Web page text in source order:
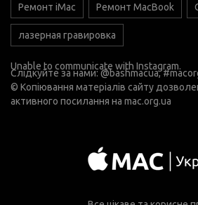
Ремонт iMac Ремонт MacBook
лазерная гравировка
Unable to communicate with Instagram.
Слідкуйте за нами:@bashmacua,
© Копіювання матеріалів сайту
активного посилання на mac.org.ua